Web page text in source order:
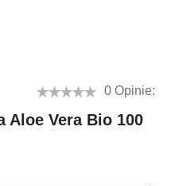
0 Opinie:
Aloe Vera Bio 100